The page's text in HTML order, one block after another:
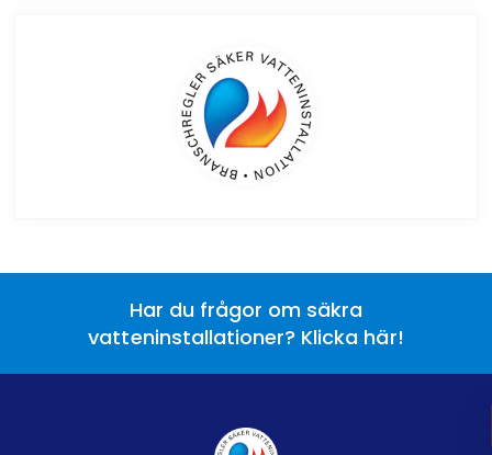
Har du frågor om säkra
vatteninstallationer? Klicka här!